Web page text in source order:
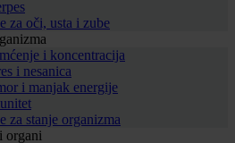
za oči, usta i zube
i koncentracija
i nesanica
i manjak energije
za stanje organizma
organi